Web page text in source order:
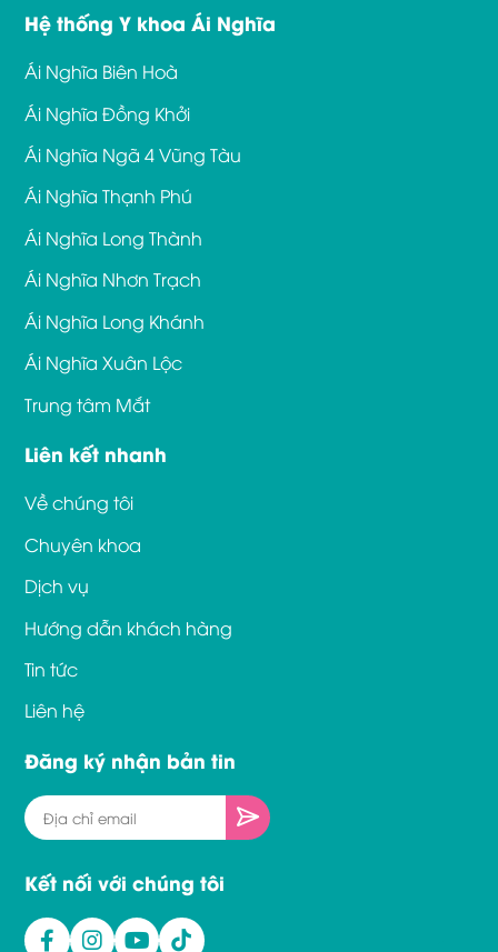
Hệ thống Y khoa Ái Nghĩa
Ái Nghĩa Biên Hoà
Ái Nghĩa Đồng Khởi
Ái Nghĩa Ngã 4 Vũng Tàu
Ái Nghĩa Thạnh Phú
Ái Nghĩa Long Thành
Ái Nghĩa Nhơn Trạch
Ái Nghĩa Long Khánh
Ái Nghĩa Xuân Lộc
Trung tâm Mắt
Liên kết nhanh
Về chúng tôi
Chuyên khoa
Dịch vụ
Hướng dẫn khách hàng
Tin tức
Liên hệ
Đăng ký nhận bản tin
Kết nối với chúng tôi